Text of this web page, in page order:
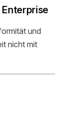
Enterprise
und
nicht mit